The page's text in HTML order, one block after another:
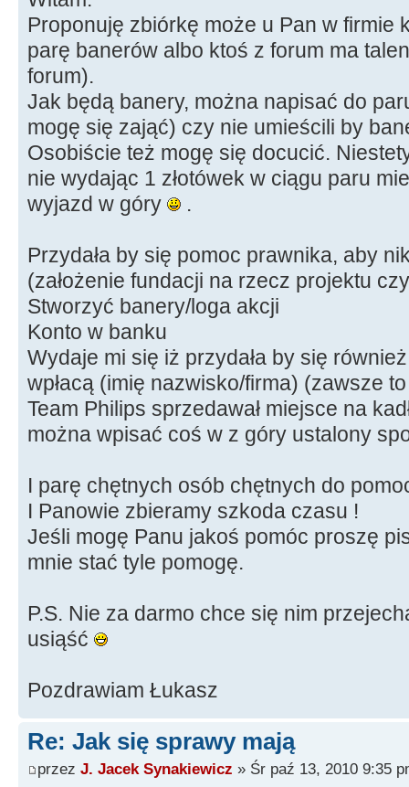
Proponuję zbiórkę może u Pan w firmie
parę banerów albo ktoś z forum ma
forum).
Jak będą banery, można napisać do
mogę się zająć) czy nie umieścili by
Osobiście też mogę się docucić.
nie wydając 1 złotówek w ciągu paru
wyjazd w góry
.
Przydała by się pomoc prawnika, aby
(założenie fundacji na rzecz projektu
Stworzyć banery/loga akcji
Konto w banku
Wydaje mi się iż przydała by się
wpłacą (imię nazwisko/firma) (zawsze
Team Philips sprzedawał miejsce na
można wpisać coś w z góry ustalony
I parę chętnych osób chętnych do
I Panowie zbieramy szkoda czasu !
Jeśli mogę Panu jakoś pomóc proszę
mnie stać tyle pomogę.
P.S. Nie za darmo chce się nim
usiąść
Pozdrawiam Łukasz
Re: Jak się sprawy mają
przez J. Jacek Synakiewicz » Śr paź 13, 2010 9:35